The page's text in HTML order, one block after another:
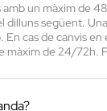
un màxim de
dilluns següent.
cas de canvis
de 24/72h.